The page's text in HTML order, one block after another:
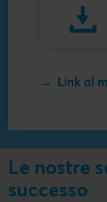
→ Link al
Le nostre
successo